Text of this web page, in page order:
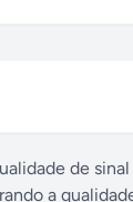
de
a